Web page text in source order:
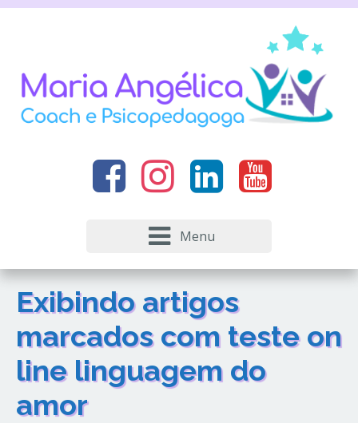
Menu
Exibindo artigos
marcados com teste on
line linguagem do
amor